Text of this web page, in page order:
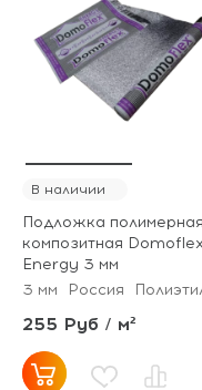
В наличии
Подложка полимерная
композитная
Energy 3 мм
3 мм
Россия
255 Руб / м²